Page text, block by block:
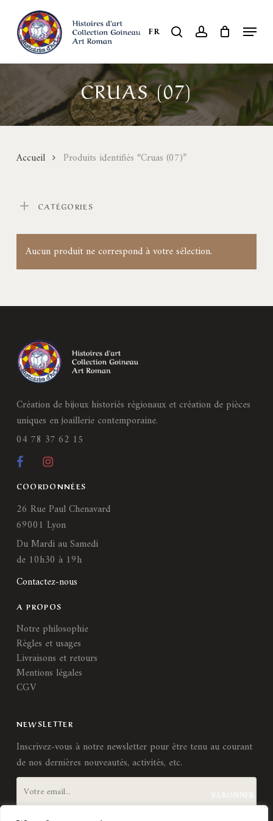
main
content
FR search account Menu
CRUAS (07)
Accueil Produits identifiés “Cruas (07)”
CATÉGORIES
Aucun produit ne correspond à votre sélection.
Création de bijoux historiés régionaux et création de pièces
uniques en joaillerie contemporaine.
04 78 37 62 15
COORDONNÉES
26 Rue Paul Chenavard
69001 Lyon
Du Mardi au Samedi
de 10h30 à 19h
Contactez-nous
A PROPOS
Notre philosophie
Règles et usages
Livraisons et retours
Mentions légales
CGV
NEWSLETTER
Inscrivez-vous à notre newsletter pour être tenu au courant
de nos dernières nouveautés, activités, etc.
Close